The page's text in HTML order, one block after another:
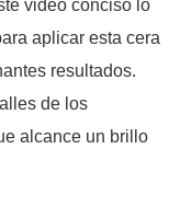
video conciso lo
aplicar esta cera
resultados.
de los
alcance un brillo